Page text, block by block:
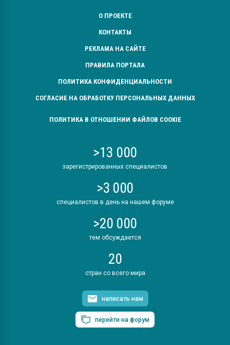
О ПРОЕКТЕ
КОНТАКТЫ
РЕКЛАМА НА САЙТЕ
ПРАВИЛА ПОРТАЛА
ПОЛИТИКА КОНФИДЕНЦИАЛЬНОСТИ
СОГЛАСИЕ НА ОБРАБОТКУ ПЕРСОНАЛЬНЫХ ДАННЫХ
ПОЛИТИКА В ОТНОШЕНИИ ФАЙЛОВ COOKIE
>13 000
зарегистрированных специалистов
>3 000
специалистов в день на нашем форуме
>20 000
тем обсуждается
20
стран со всего мира
написать нам
перейти на форум